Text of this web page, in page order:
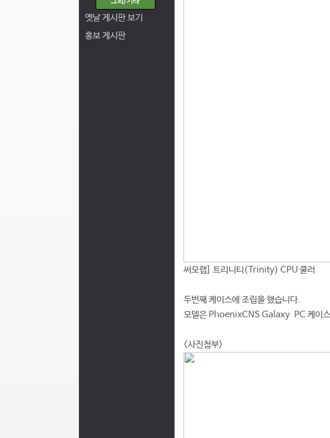
옛날 게시판 보기
홍보 게시판
써모랩] 트리니티(Trinity) CPU 쿨러
두번째 케이스에 조립을 했습니다.
모델은 PhoenixCNS Galaxy PC 케이
<사진첨부>